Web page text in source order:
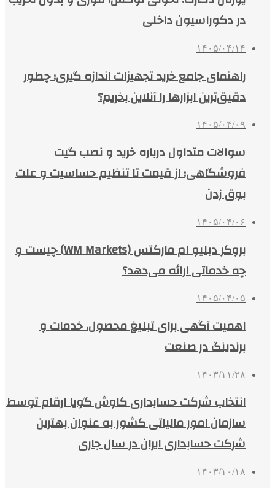
در دکوراسیون داخلی
۱۴۰۵/۰۴/۱۴
راهنمای جامع خرید تجهیزات اندازه گیری؛ چطور
دقیق‌ترین ابزارها را آنلاین بخریم؟
۱۴۰۵/۰۴/۰۹
سوالات متداول درباره خرید و نصب گیت
فروشگاهی؛ از قیمت تا تنظیم حساسیت و علت
بوق زدن
۱۴۰۵/۰۴/۰۶
بروکر دبلیو ام مارکتس (WM Markets) چیست و
چه خدماتی ارائه می‌دهد؟
۱۴۰۵/۰۴/۰۵
اهمیت آگهی برای تبلیغ محصول، خدمات و
برندینگ در صنعت
۱۴۰۳/۱۱/۲۸
انتخاب شرکت حسابداری کاوش گویا ارقام توسط
سازمان امور مالیاتی کشور به عنوان بهترین
شرکت حسابداری ایران در سال جاری
۱۴۰۳/۱۰/۱۸